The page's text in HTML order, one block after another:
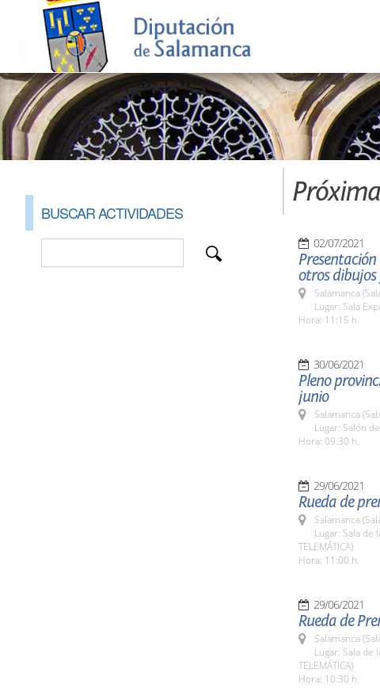
BUSCAR ACTIVIDADES
02/07/2021
Presentación
otros
Salamanca
Lugar: Sala
Hora: 11:15 h.
30/06/2021
Pleno
junio
Salamanca
Lugar: Salón
Hora: 09:30 h.
29/06/2021
Rueda de
Salamanca
Lugar: Sala de
TELEMÁTICA)
Hora: 11:00 h.
29/06/2021
Rueda de
Salamanca
Lugar: Sala de
TELEMÁTICA)
Hora: 10:30 h.